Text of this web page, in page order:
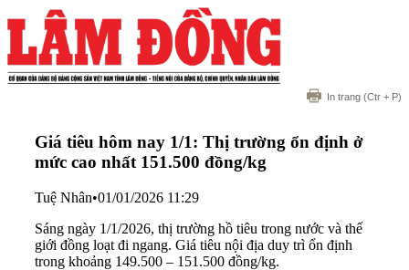
In trang (Ctr + P)
Giá tiêu hôm nay 1/1: Thị trường ổn định ở
mức cao nhất 151.500 đồng/kg
Tuệ Nhân•01/01/2026 11:29
Sáng ngày 1/1/2026, thị trường hồ tiêu trong nước và thế
giới đồng loạt đi ngang. Giá tiêu nội địa duy trì ổn định
trong khoảng 149.500 – 151.500 đồng/kg.